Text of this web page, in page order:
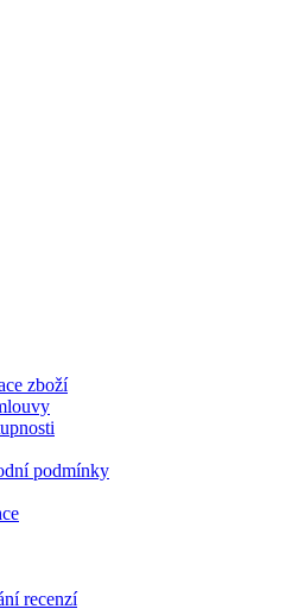
zboží
podmínky
recenzí
údajů